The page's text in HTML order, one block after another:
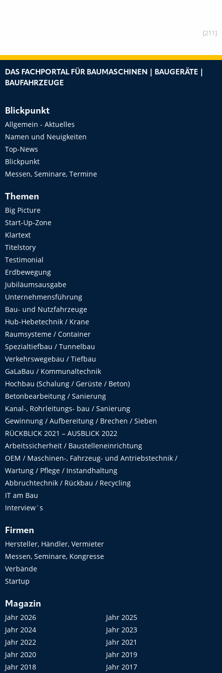
[211]
DAS FACHPORTAL FÜR BAUMASCHINEN | BAUGERÄTE |
BAUFAHRZEUGE
Blickpunkt
Allgemein - Aktuelles
Namen und Neuigkeiten
Top-News
Blickpunkt
Messen, Seminare, Termine
Themen
Big Picture
Start-Up-Zone
Klartext
Titelstory
Testimonial
Erdbewegung
Jubiläumsausgabe
Unternehmensführung
Bau- und Nutzfahrzeuge
Hub-Hebetechnik / Krane
Raumsysteme / Container
Spezialtiefbau / Tunnelbau
Verkehrswegebau / Tiefbau
GaLaBau / Kommunaltechnik
Hochbau (Schalung / Gerüste / Beton)
Betonbearbeitung / Sanierung
Kanal-, Rohrleitungs- bau / Sanierung
Gewinnung / Aufbereitung / Brechen / Sieben
RÜCKBLICK 2021 – AUSBLICK 2022
Arbeitssicherheit / Baustelleneinrichtung
OEM / Maschinen-, Fahrzeug- und Antriebstechnik /
Wartung / Pflege / Instandhaltung
Abbruchtechnik / Rückbau / Recycling
IT am Bau
Interview´s
Firmen
Hersteller, Händler, Vermieter
Messen, Seminare, Kongresse
Verbände
Startup
Magazin
Jahr 2026
Jahr 2025
Jahr 2024
Jahr 2023
Jahr 2022
Jahr 2021
Jahr 2020
Jahr 2019
Jahr 2018
Jahr 2017